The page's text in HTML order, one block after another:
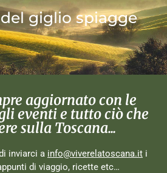
giglio spiagge
aggiornato con le
eventi e tutto ciò che
sulla Toscana...
inviarci a info@viverelatoscana.it i
di viaggio, ricette etc…